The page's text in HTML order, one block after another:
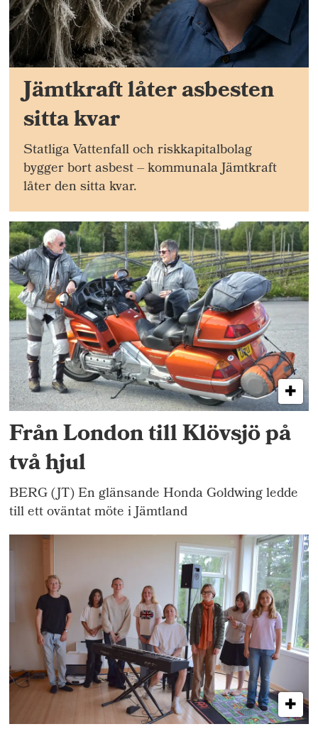
Jämtkraft låter asbesten
sitta kvar
Statliga Vattenfall och riskkapitalbolag
bygger bort asbest – kommunala Jämtkraft
låter den sitta kvar.
Från London till Klövsjö på
två hjul
BERG (JT) En glänsande Honda Goldwing ledde
till ett oväntat möte i Jämtland